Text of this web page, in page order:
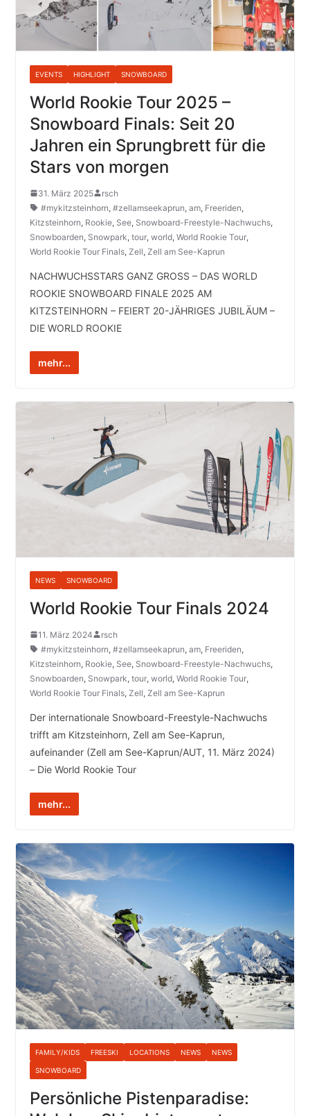
EVENTS HIGHLIGHT SNOWBOARD
World Rookie Tour 2025 –
Snowboard Finals: Seit 20
Jahren ein Sprungbrett für die
Stars von morgen
31. März 2025
rsch
#mykitzsteinhorn, #zellamseekaprun, am, Freeriden,
Kitzsteinhorn, Rookie, See, Snowboard-Freestyle-Nachwuchs,
Snowboarden, Snowpark, tour, world, World Rookie Tour,
World Rookie Tour Finals, Zell, Zell am See-Kaprun
NACHWUCHSSTARS GANZ GROSS – DAS WORLD
ROOKIE SNOWBOARD FINALE 2025 AM
KITZSTEINHORN – FEIERT 20-JÄHRIGES JUBILÄUM –
DIE WORLD ROOKIE
mehr...
NEWS SNOWBOARD
World Rookie Tour Finals 2024
11. März 2024
rsch
#mykitzsteinhorn, #zellamseekaprun, am, Freeriden,
Kitzsteinhorn, Rookie, See, Snowboard-Freestyle-Nachwuchs,
Snowboarden, Snowpark, tour, world, World Rookie Tour,
World Rookie Tour Finals, Zell, Zell am See-Kaprun
Der internationale Snowboard-Freestyle-Nachwuchs
trifft am Kitzsteinhorn, Zell am See-Kaprun,
aufeinander (Zell am See-Kaprun/AUT, 11. März 2024)
– Die World Rookie Tour
mehr...
FAMILY/KIDS FREESKI LOCATIONS NEWS NEWS
SNOWBOARD
Persönliche Pistenparadise: